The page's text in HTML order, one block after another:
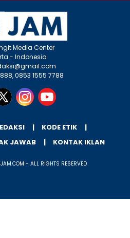
Media Center
- Indonesia
0853 1555 7788
KODE ETIK
JAWAB KONTAK IKLAN
- ALL RIGHTS RESERVED